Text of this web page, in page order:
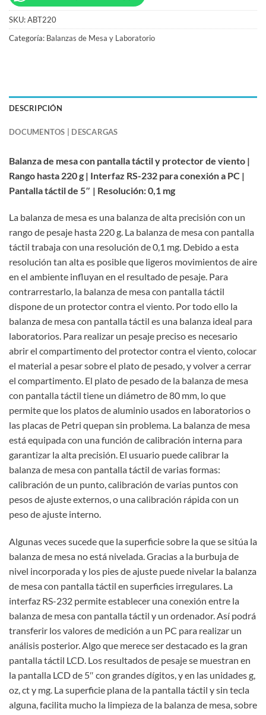
SKU:ABT220
Categoría: Balanzas de Mesa y Laboratorio
DESCRIPCIÓN
DOCUMENTOS | DESCARGAS
Balanza de mesa con pantalla táctil y protector de viento |
Rango hasta 220 g | Interfaz RS-232 para conexión a PC |
Pantalla táctil de 5″ | Resolución: 0,1 mg
La balanza de mesa es una balanza de alta precisión con un
rango de pesaje hasta 220 g. La balanza de mesa con pantalla
táctil trabaja con una resolución de 0,1 mg. Debido a esta
resolución tan alta es posible que ligeros movimientos de aire
en el ambiente influyan en el resultado de pesaje. Para
contrarrestarlo, la balanza de mesa con pantalla táctil
dispone de un protector contra el viento. Por todo ello la
balanza de mesa con pantalla táctil es una balanza ideal para
laboratorios. Para realizar un pesaje preciso es necesario
abrir el compartimento del protector contra el viento, colocar
el material a pesar sobre el plato de pesado, y volver a cerrar
el compartimento. El plato de pesado de la balanza de mesa
con pantalla táctil tiene un diámetro de 80 mm, lo que
permite que los platos de aluminio usados en laboratorios o
las placas de Petri quepan sin problema. La balanza de mesa
está equipada con una función de calibración interna para
garantizar la alta precisión. El usuario puede calibrar la
balanza de mesa con pantalla táctil de varias formas:
calibración de un punto, calibración de varias puntos con
pesos de ajuste externos, o una calibración rápida con un
peso de ajuste interno.
Algunas veces sucede que la superficie sobre la que se sitúa la
balanza de mesa no está nivelada. Gracias a la burbuja de
nivel incorporada y los pies de ajuste puede nivelar la balanza
de mesa con pantalla táctil en superficies irregulares. La
interfaz RS-232 permite establecer una conexión entre la
balanza de mesa con pantalla táctil y un ordenador. Así podrá
transferir los valores de medición a un PC para realizar un
análisis posterior. Algo que merece ser destacado es la gran
pantalla táctil LCD. Los resultados de pesaje se muestran en
la pantalla LCD de 5″ con grandes dígitos, y en las unidades g,
oz, ct y mg. La superficie plana de la pantalla táctil y sin tecla
alguna, facilita mucho la limpieza de la balanza de mesa, sobre